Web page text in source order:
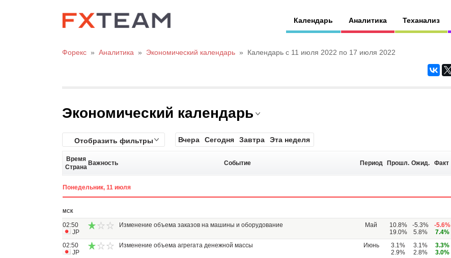
Календарь Аналитика Теханализ
Форекс » Аналитика » Экономический календарь » Календарь с 11 июля 2022 по 17 июля 2022
Экономический календарь
Отобразить фильтры Вчера Сегодня Завтра Эта неделя
Время
Страна
Важность Событие Период Прошл. Ожид. Факт
Понедельник, 11 июля
МСК
02:50
JP
Изменение объема заказов на машины и оборудование Май
10.8%
19.0%
-5.3%
5.8%
-5.6%
7.4%
02:50
JP
Изменение объема агрегата денежной массы Июнь
3.1%
2.9%
3.1%
2.8%
3.3%
3.0%